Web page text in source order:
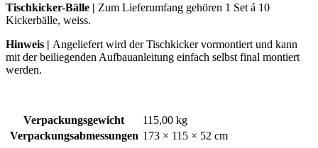
Tischkicker-Bälle | Zum Lieferumfang gehören 1 Set á 10
Kickerbälle, weiss.
Hinweis | Angeliefert wird der Tischkicker vormontiert und kann
mit der beiliegenden Aufbauanleitung einfach selbst final montiert
werden.
Verpackungsgewicht
115,00 kg
Verpackungsabmessungen 173 × 115 × 52 cm